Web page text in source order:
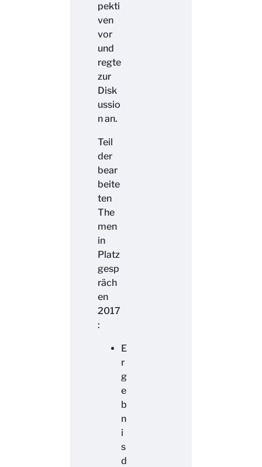
pekti
ven
vor
und
regte
zur
Disk
ussio
n an.
Teil
der
bear
beite
ten
The
men
in
Platz
gesp
räch
en
2017
:
E
r
g
e
b
n
i
s
d